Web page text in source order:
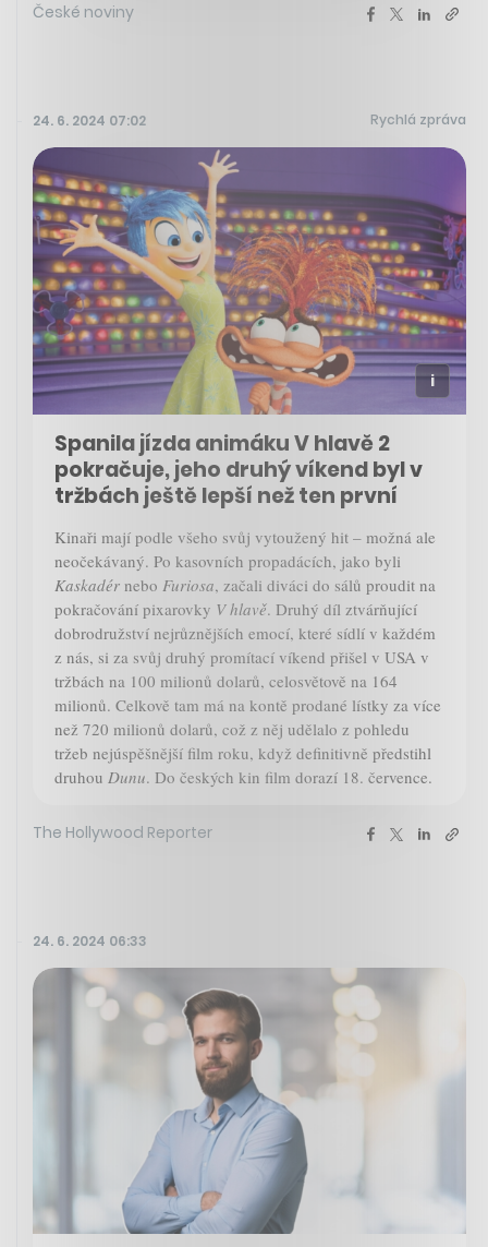
České noviny
24. 6. 2024 07:02 Rychlá zpráva
Spanila jízda animáku V hlavě 2
pokračuje, jeho druhý víkend byl v
tržbách ještě lepší než ten první
Kinaři mají podle všeho svůj vytoužený hit – možná ale
neočekávaný. Po kasovních propadácích, jako byli
Kaskadér nebo Furiosa, začali diváci do sálů proudit na
pokračování pixarovky V hlavě. Druhý díl ztvárňující
dobrodružství nejrůznějších emocí, které sídlí v každém
z nás, si za svůj druhý promítací víkend přišel v USA v
tržbách na 100 milionů dolarů, celosvětově na 164
milionů. Celkově tam má na kontě prodané lístky za více
než 720 milionů dolarů, což z něj udělalo z pohledu
tržeb nejúspěšnější film roku, když definitivně předstihl
druhou Dunu. Do českých kin film dorazí 18. července.
The Hollywood Reporter
24. 6. 2024 06:33